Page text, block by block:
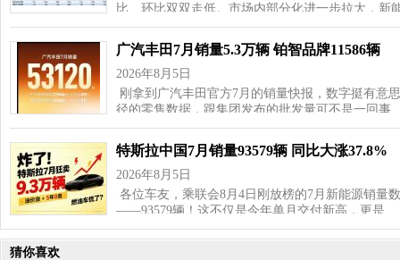
比、环比双双走低。市场内部分化进一步拉大，新
广汽丰田7月销量5.3万辆 铂智品牌11586辆
2026年8月5日
刚拿到广汽丰田官方7月的销量快报，数字挺有
径的零售数据，跟集团发布的批发量可不是一回事
特斯拉中国7月销量93579辆 同比大涨37.8%
2026年8月5日
各位车友，乘联会8月4日刚放榜的7月新能源销量
——93579辆！这不仅是今年单月交付新高，更是…
猜你喜欢